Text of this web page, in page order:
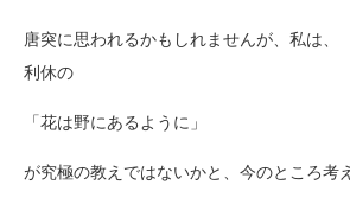
唐突に思われるかもしれませんが、私は、
利休の
「花は野にあるように」
が究極の教えではないかと、今のところ考